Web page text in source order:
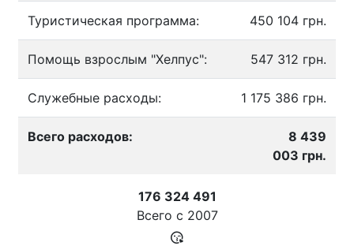
Туристическая программа: 450 104 грн.
Помощь взрослым "Хелпус": 547 312 грн.
Служебные расходы: 1 175 386 грн.
Всего расходов:
8 439
003 грн.
176 324 491
Всего с 2007